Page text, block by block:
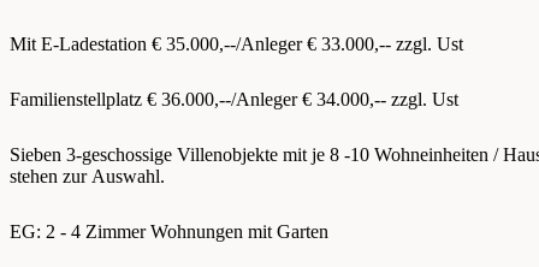
Mit E-Ladestation € 35.000,--/Anleger € 33.000,-- zzgl. Ust
Familienstellplatz € 36.000,--/Anleger € 34.000,-- zzgl. Ust
Sieben 3-geschossige Villenobjekte mit je 8 -10 Wohneinheiten /
stehen zur Auswahl.
EG: 2 - 4 Zimmer Wohnungen mit Garten